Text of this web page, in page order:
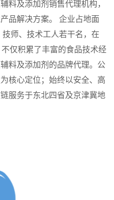
料及添加剂销售代理机构，
品解决方案。 企业占地面
师、技术工人若干名，在
仅积累了丰富的食品技术经
料及添加剂的品牌代理。公
核心定位；始终以安全、高
服务于东北四省及京津冀地